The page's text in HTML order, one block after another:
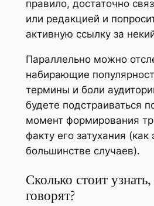
правило, достаточно
или редакцией и
активную ссылку за
Параллельно можно
набирающие
термины и боли
будете подстраиваться
момент формирования
факту его затухания (как
большинстве случаев).
Сколько стоит
говорят?